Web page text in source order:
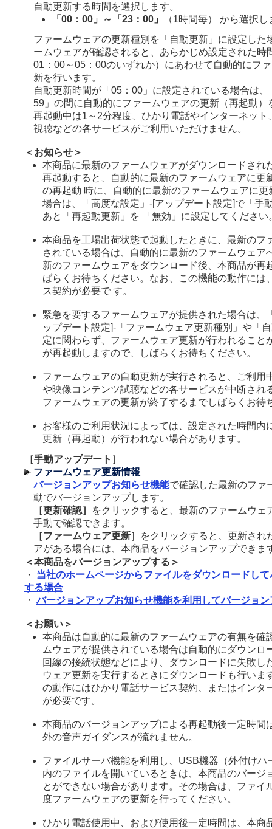
自動更新する時間を選択します。
「00：00」～「23：00」
（1時間毎） から選択し
ファームウェアの更新種別を「自動更新」に設定した
ームウェアが確認されると、あらかじめ設定された時
01：00～05：00のいずれか）にあわせて自動的にフ
新を行います。
自動更新時間が「05：00」に設定されている場合は
59」の間に自動的にファームウェアの更新（再起動）
再起動中は1～2分程度、ひかり電話やインターネット
視聴などの各サービスがご利用いただけません。
＜お知らせ＞
本商品に最新のファームウェアがダウンロードされ
再起動すると、自動的に最新のファームウェアに更
の再起動 時に、自動的に最新のファームウェアに
場合は、「高度な設定」-[アップデート設定]で「手
あと「再起動更新」を 「無効」に設定してください
本商品を工場出荷状態で起動したときに、最新のフ
されている場合は、自動的に最新のファームウェア
新のファームウェアをダウンロード後、本商品が再
ばらくお待ちください。なお、この機能の動作には
ス契約が必要で す。
緊急を要するファームウェアが提供された場合は、
ップデート設定]-「ファームウェア更新種別」や「
定に関わらず、ファームウェア更新が行われること
が再起動しますので、しばらくお待ちください。
ファームウェアの自動更新が実行されると、ご利用
や映像コンテンツ試聴などの各サービスが中断され
ファームウェアの更新が終了するまでしばらくお待
お客様のご利用状況によっては、設定された時間内
更新（再起動）が行われない場合があります。
［手動アップデート］
ファームウェア更新情報
バージョンアップお知らせ機能で確認した最新のファ
動でバージョンアップします。
［更新確認］
をクリックすると、最新のファームウェ
手動で確認できます。
［ファームウェア更新］
をクリックすると、更新され
アがある場合には、本商品をバージョンアップできま
＜本商品をバージョンアップする＞
・ 当社のホームページからファイルをダウンロードし
する場合
・バージョンアップお知らせ機能を利用してバージョ
＜お願い＞
本商品は自動的に最新のファームウェアの有無を確
ムウェアが提供されている場合は自動的にダウンロ
回線の接続状態などにより、ダウンロードに失敗し
ウェア更新を実行するときにダウンロードも行いま
の動作にはひかり電話サービス契約、またはインタ
が必要です。
本商品のバージョンアップによる再起動後一定時間
外の音声ガイダンスが流れません。
ファイルサーバ機能を利用し、USB機器（外付けハ
内のファイルを開いているときは、本商品のバージ
とができない場合があります。その場合は、ファイ
度ファームウェアの更新を行ってください。
ひかり電話使用中、および使用後一定時間は、本商